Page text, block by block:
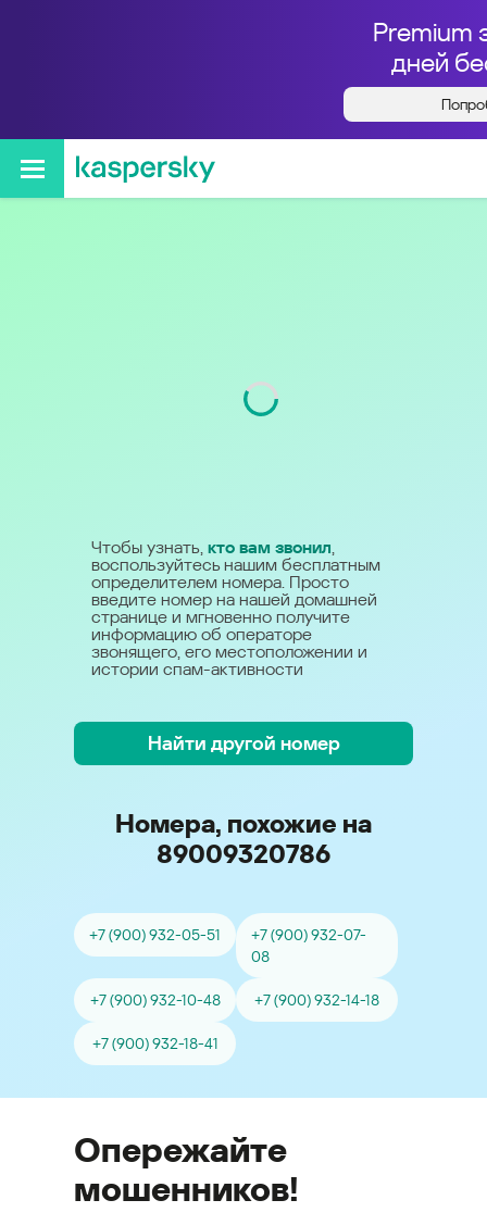
Premium
дней
Кто звонил с номера
+79009320786
Чтобы узнать, кто вам звонил,
воспользуйтесь нашим бесплатным
определителем номера. Просто
введите номер на нашей домашней
странице и мгновенно получите
информацию об операторе
звонящего, его местоположении и
истории спам-активности
Найти другой номер
Номера, похожие на
89009320786
+7 (900) 932-05-51
+7 (900) 932-07-
08
+7 (900) 932-10-48 +7 (900) 932-14-18
+7 (900) 932-18-41
Опережайте
мошенников!